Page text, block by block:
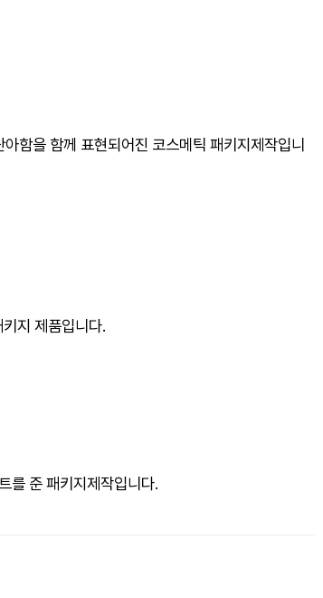
함을 함께 표현되어진 코스메틱 패키지제작입니
지 제품입니다.
를 준 패키지제작입니다.